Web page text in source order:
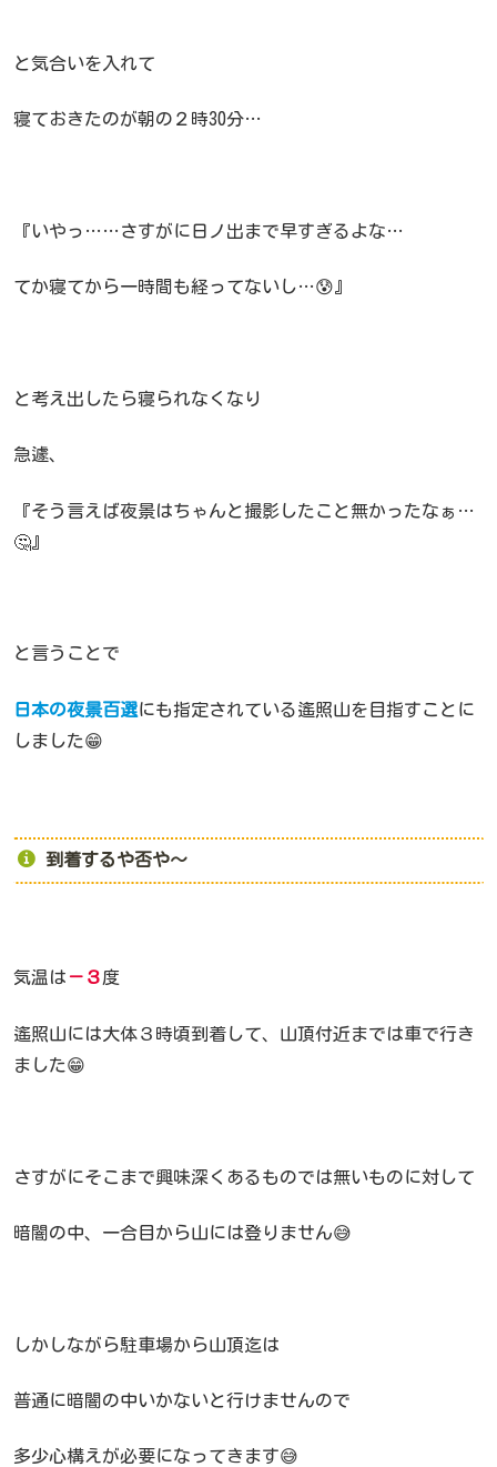
と気合いを入れて
寝ておきたのが朝の２時30分…
『いやっ……さすがに日ノ出まで早すぎるよな…
てか寝てから一時間も経ってないし…😰』
と考え出したら寝られなくなり
急遽、
『そう言えば夜景はちゃんと撮影したこと無かったなぁ…
🤔』
と言うことで
日本の夜景百選にも指定されている遙照山を目指すことに
しました😁
到着するや否や～
気温は－３度
遙照山には大体３時頃到着して、山頂付近までは車で行き
ました😁
さすがにそこまで興味深くあるものでは無いものに対して
暗闇の中、一合目から山には登りません😅
しかしながら駐車場から山頂迄は
普通に暗闇の中いかないと行けませんので
多少心構えが必要になってきます😅